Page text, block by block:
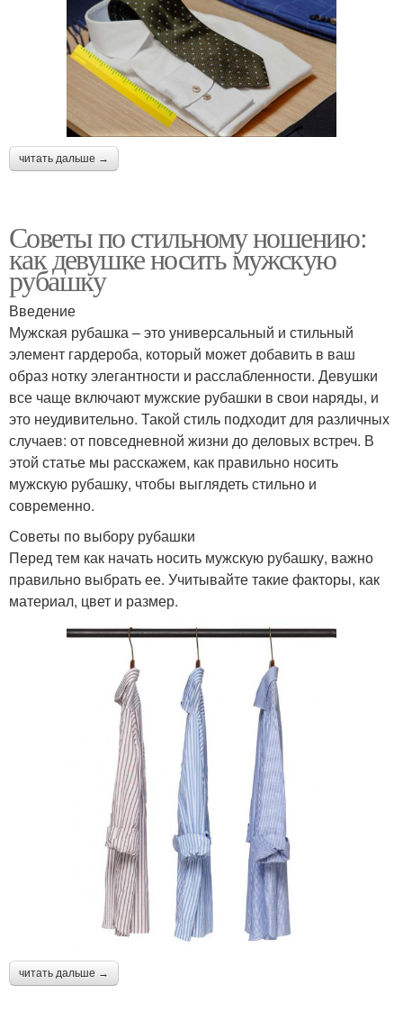
читать дальше →
Советы по стильному ношению:
как девушке носить мужскую
рубашку
Введение
Мужская рубашка – это универсальный и стильный
элемент гардероба, который может добавить в ваш
образ нотку элегантности и расслабленности. Девушки
все чаще включают мужские рубашки в свои наряды, и
это неудивительно. Такой стиль подходит для различных
случаев: от повседневной жизни до деловых встреч. В
этой статье мы расскажем, как правильно носить
мужскую рубашку, чтобы выглядеть стильно и
современно.
Советы по выбору рубашки
Перед тем как начать носить мужскую рубашку, важно
правильно выбрать ее. Учитывайте такие факторы, как
материал, цвет и размер.
читать дальше →